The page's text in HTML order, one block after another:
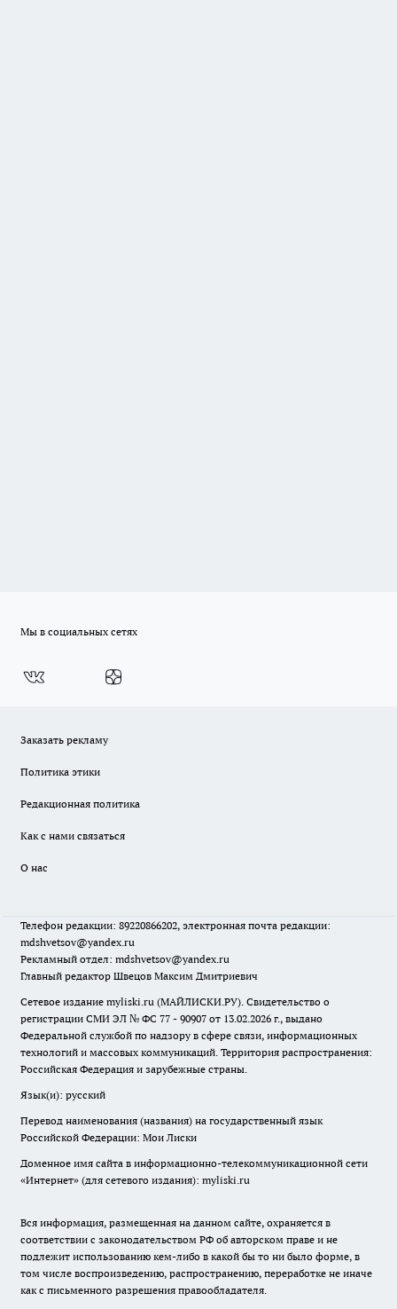
Мы в социальных сетях
Заказать рекламу
Политика этики
Редакционная политика
Как с нами связаться
О нас
Телефон редакции: 89220866202, электронная почта редакции:
mdshvetsov@yandex.ru
Рекламный отдел: mdshvetsov@yandex.ru
Главный редактор Швецов Максим Дмитриевич
Сетевое издание myliski.ru (МАЙЛИСКИ.РУ). Свидетельство о
регистрации СМИ ЭЛ № ФС 77 - 90907 от 13.02.2026 г., выдано
Федеральной службой по надзору в сфере связи, информационных
технологий и массовых коммуникаций. Территория распространения:
Российская Федерация и зарубежные страны.
Язык(и): русский
Перевод наименования (названия) на государственный язык
Российской Федерации: Мои Лиски
Доменное имя сайта в информационно-телекоммуникационной сети
«Интернет» (для сетевого издания): myliski.ru
Вся информация, размещенная на данном сайте, охраняется в
соответствии с законодательством РФ об авторском праве и не
подлежит использованию кем-либо в какой бы то ни было форме, в
том числе воспроизведению, распространению, переработке не иначе
как с письменного разрешения правообладателя.